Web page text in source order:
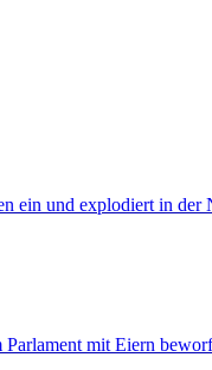
ein und explodiert in der
mit Eiern